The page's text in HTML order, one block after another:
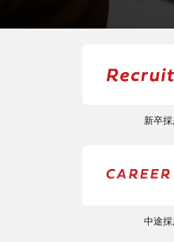
新卒採
中途採